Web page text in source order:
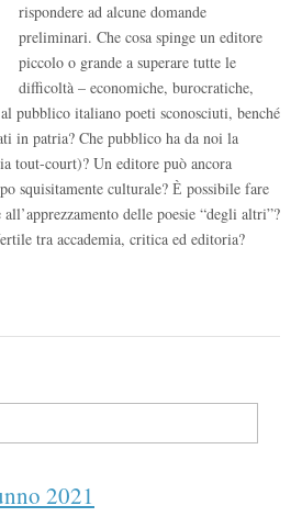
rispondere ad alcune domande
preliminari. Che cosa spinge un editore
piccolo o grande a superare tutte le
difficoltà – economiche, burocratiche,
pubblico italiano poeti sconosciuti, benché
in patria? Che pubblico ha da noi la
tout-court)? Un editore può ancora
squisitamente culturale? Ѐ possibile fare
delle poesie “degli altri”?
tra accademia, critica ed editoria?
2021